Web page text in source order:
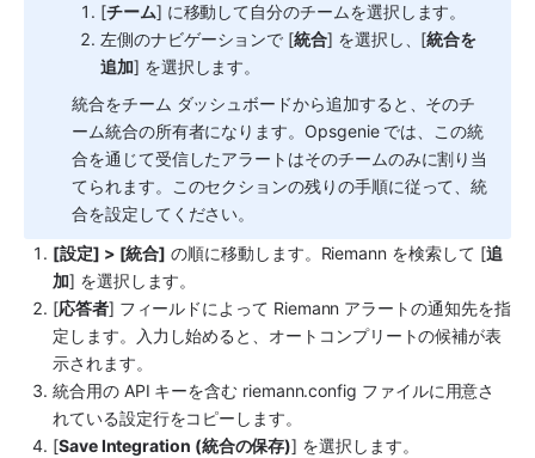
[チーム] に移動して自分のチームを選択します。
左側のナビゲーションで [統合] を選択し、[統合を
追加] を選択します。
統合をチーム ダッシュボードから追加すると、そのチ
ーム統合の所有者になります。Opsgenie では、この統
合を通じて受信したアラートはそのチームのみに割り当
てられます。このセクションの残りの手順に従って、統
合を設定してください。
[設定] > [統合] の順に移動します。 Riemann を検索して [追
加] を選択します。
[応答者] フィールドによって Riemann アラートの通知先を指
定します。入力し始めると、オートコンプリートの候補が表
示されます。
統合用の API キーを含む riemann.config ファイルに用意さ
れている設定行をコピーします。
[Save Integration (統合の保存)] を選択します。